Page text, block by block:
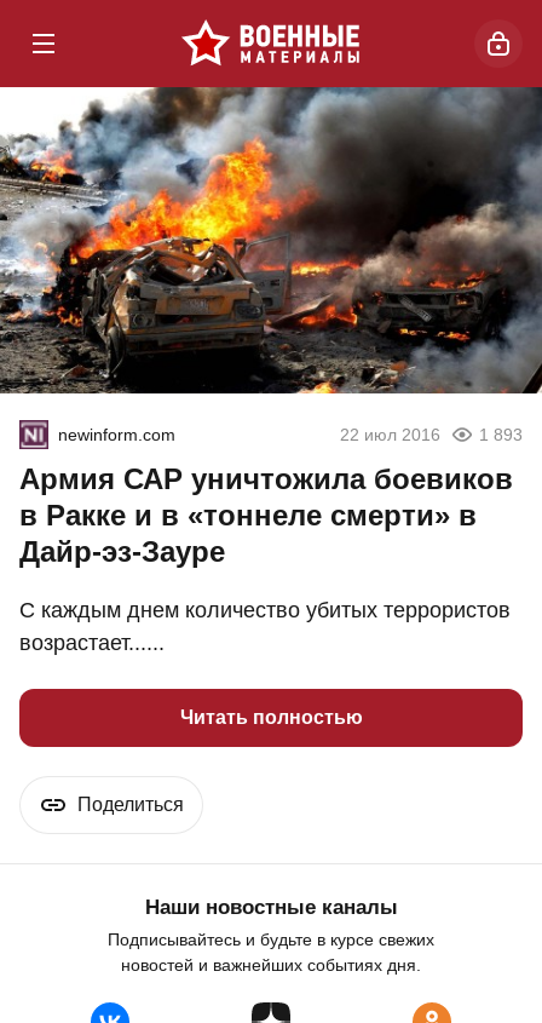
newinform.com 22 июл 2016 1 893
Армия САР уничтожила боевиков
в Ракке и в «тоннеле смерти» в
Дайр-эз-Зауре
С каждым днем количество убитых террористов
возрастает......
Читать полностью
Поделиться
Наши новостные каналы
Подписывайтесь и будьте в курсе свежих
новостей и важнейших событиях дня.